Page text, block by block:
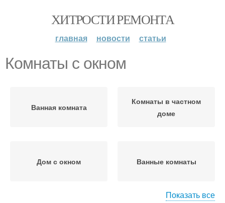
ХИТРОСТИ РЕМОНТА
главная новости статьи
Комнаты с окном
Ванная комната
Комнаты в частном
доме
Дом с окном Ванные комнаты
Показать все